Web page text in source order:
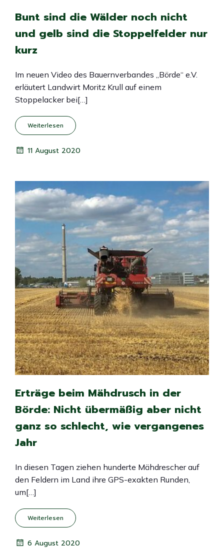
Bunt sind die Wälder noch nicht
und gelb sind die Stoppelfelder nur
kurz
Im neuen Video des Bauernverbandes „Börde“ e.V.
erläutert Landwirt Moritz Krull auf einem
Stoppelacker bei[…]
Weiterlesen
11 August 2020
Erträge beim Mähdrusch in der
Börde: Nicht übermäßig aber nicht
ganz so schlecht, wie vergangenes
Jahr
In diesen Tagen ziehen hunderte Mähdrescher auf
den Feldern im Land ihre GPS-exakten Runden,
um[…]
Weiterlesen
6 August 2020